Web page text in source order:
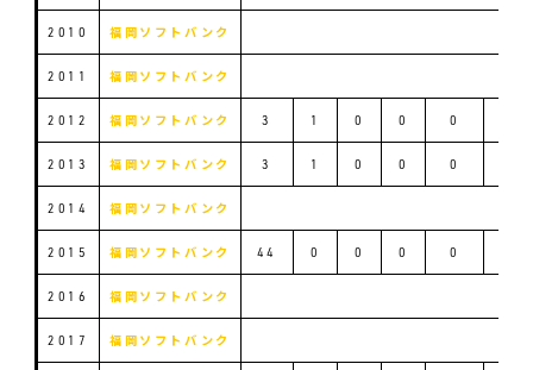
2010 福岡ソフトバンク
2011 福岡ソフトバンク
2012 福岡ソフトバンク 3 1 0 0 0
2013 福岡ソフトバンク 3 1 0 0 0
2014 福岡ソフトバンク
2015 福岡ソフトバンク 44 0 0 0 0
2016 福岡ソフトバンク
2017 福岡ソフトバンク